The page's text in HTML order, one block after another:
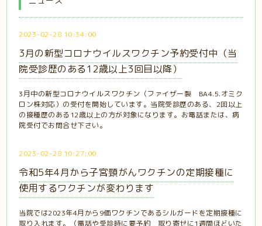
2023-02-28 10:34:00
3月の新型コロナウイルスワクチン予約受付中（当
院受診歴のある12歳以上3回目以降）
3月中の新型コロナウイルスワクチン（ファイザー製 BA4.5.オミク
ロン株対応）の受付を開始しています。当院受診歴のある、2回以上
の接種歴のある12歳以上の方が対象になります。お電話または、病
院受付でお問合せ下さい。
2023-02-28 10:27:00
令和5年4月から子宮頸がんワクチンの定期接種に
使用するワクチンが変わります
当院では2023年4月から9価ワクチンであるシルガードを定期接種に
取り入れます。（電話や受診時に要予約 取り寄せに1週間ほどいた